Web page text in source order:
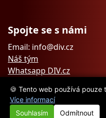
Spojte se s námi
Email: info@div.cz
Náš tým
Whatsapp DIV.cz
🍪 Tento web používá
Více informací
Souhlasím
Odmítnout